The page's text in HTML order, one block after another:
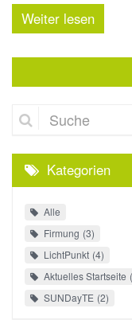
Weiter lesen
Suche
Kategorien
Alle
Firmung 3
LichtPunkt 4
Aktuelles Startseite
SUNDayTE 2